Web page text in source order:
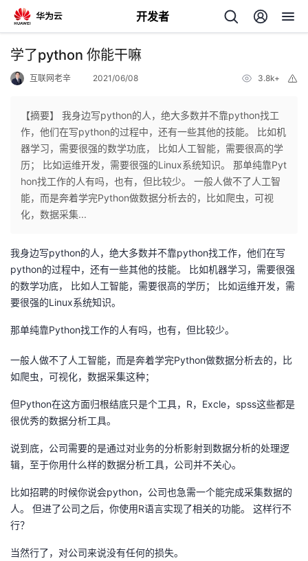
开发者
返
个
人
页
我
开
发
者
我
的
客
我
论
坛
的
圈
我
的
我
学了python 你能干嘛
互联网老辛 2021/06/08 3.8k+
【摘要】 我身边写python的人，绝大多数并不靠python找工
作，他们在写python的过程中，还有一些其他的技能。 比如机
器学习，需要很强的数学功底， 比如人工智能，需要很高的学
历； 比如运维开发，需要很强的Linux系统知识。 那单纯靠Pyt
hon找工作的人有吗，也有，但比较少。 一般人做不了人工智
能，而是奔着学完Python做数据分析去的，比如爬虫，可视
化，数据采集...
我身边写python的人，绝大多数并不靠python找工作，他们在写
python的过程中，还有一些其他的技能。 比如机器学习，需要很强
的数学功底， 比如人工智能，需要很高的学历； 比如运维开发，需
要很强的Linux系统知识。
那单纯靠Python找工作的人有吗，也有，但比较少。
一般人做不了人工智能，而是奔着学完Python做数据分析去的，比
如爬虫，可视化，数据采集这种；
但Python在这方面归根结底只是个工具，R，Excle，spss这些都是
很优秀的数据分析工具。
说到底，公司需要的是通过对业务的分析影射到数据分析的处理逻
辑，至于你用什么样的数据分析工具，公司并不关心。
比如招聘的时候你说会python，公司也急需一个能完成采集数据的
人。 但进了公司之后，你使用R语言实现了相关的功能。 这样行不
行？
当然行了，对公司来说没有任何的损失。